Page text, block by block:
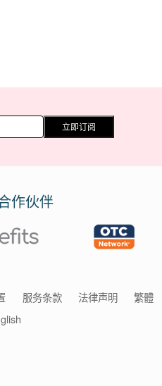
立即订阅
作伙伴
服务条款 法律声明
繁體